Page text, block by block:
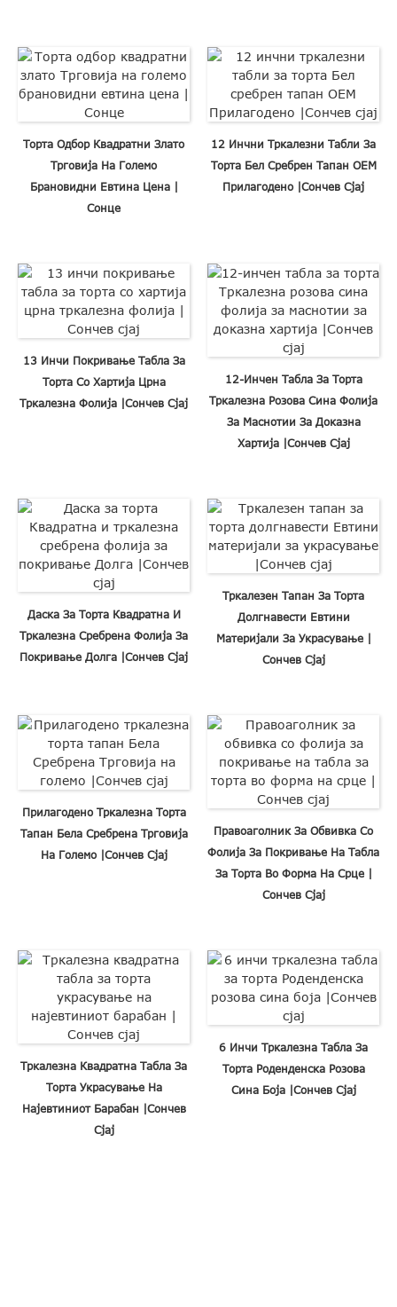
Торта Одбор Квадратни Злато
Трговија На Големо
Брановидни Евтина Цена |
Сонце
12 Инчни Тркалезни Табли За
Торта Бел Сребрен Тапан OEM
Прилагодено |Сончев Сјај
13 Инчи Покривање Табла За
Торта Со Хартија Црна
Тркалезна Фолија |Сончев Сјај
12-Инчен Табла За Торта
Тркалезна Розова Сина Фолија
За Маснотии За Доказна
Хартија |Сончев Сјај
Даска За Торта Квадратна И
Тркалезна Сребрена Фолија За
Покривање Долга |Сончев Сјај
Тркалезен Тапан За Торта
Долгнавести Евтини
Материјали За Украсување |
Сончев Сјај
Прилагодено Тркалезна Торта
Тапан Бела Сребрена Трговија
На Големо |Сончев Сјај
Правоаголник За Обвивка Со
Фолија За Покривање На Табла
За Торта Во Форма На Срце |
Сончев Сјај
Тркалезна Квадратна Табла За
Торта Украсување На
Најевтиниот Барабан |Сончев
Сјај
6 Инчи Тркалезна Табла За
Торта Роденденска Розова
Сина Боја |Сончев Сјај